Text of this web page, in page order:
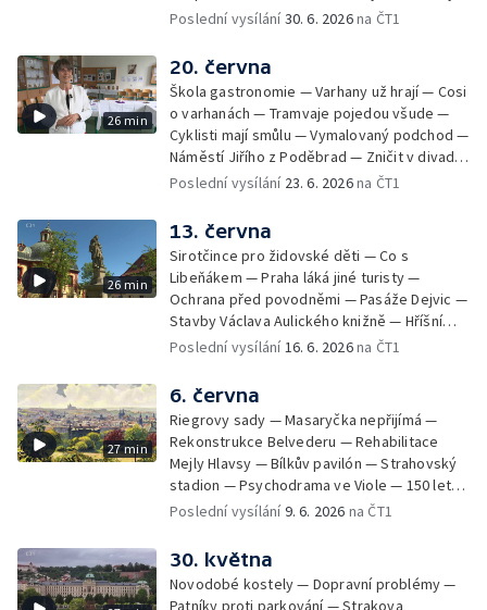
zpátky na Malostranské náměstí — 50 let
Poslední vysílání30. 6. 2026na ČT1
26 min
20. června
Škola gastronomie — Varhany už hrají — Cosi
o varhanách — Tramvaje pojedou všude —
Cyklisti mají smůlu — Vymalovaný podchod —
Náměstí Jiřího z Poděbrad — Zničit v divadle
Komedie — Den otevřených dveří — Letní
Poslední vysílání 23. 6. 2026na ČT1
26 min
13. června
Sirotčince pro židovské děti — Co s
Libeňákem — Praha láká jiné turisty —
Ochrana před povodněmi — Pasáže Dejvic —
Stavby Václava Aulického knižně — Hříšní
lidé v Divadle ABC — Kunratice
Poslední vysílání16. 6. 2026na ČT1
27 min
6. června
Riegrovy sady — Masaryčka nepřijímá —
Rekonstrukce Belvederu — Rehabilitace
Mejly Hlavsy — Bílkův pavilón — Strahovský
stadion — Psychodrama ve Viole — 150 let
od smrti Františka Palackého —
Poslední vysílání9. 6. 2026 na ČT1
30. května
Novodobé kostely — Dopravní problémy —
Patníky proti parkování — Strakova